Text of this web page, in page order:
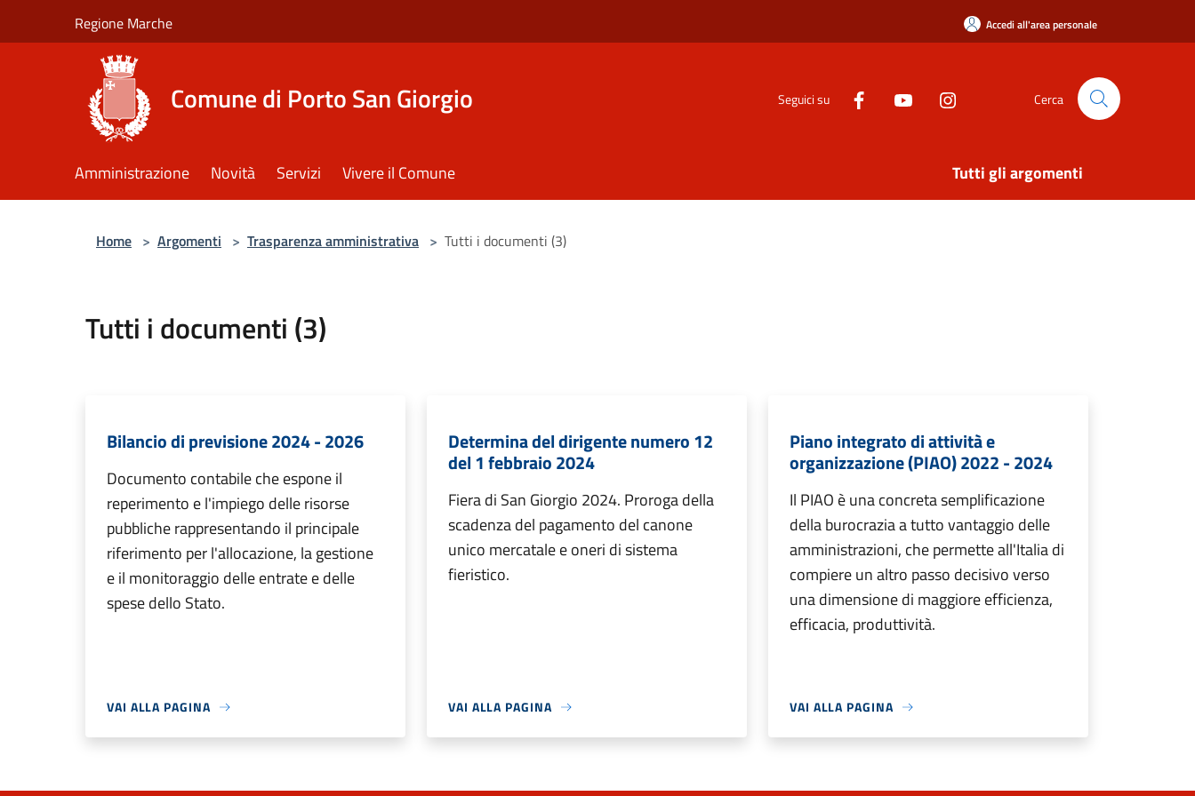
Regione Marche Accedi all'area personale
Comune di Porto San Giorgio Seguici su Cerca
Amministrazione Novità Servizi Vivere il Comune Tutti gli argomenti
Home > Argomenti > Trasparenza amministrativa > Tutti i documenti (3)
Tutti i documenti (3)
Bilancio di previsione 2024 - 2026
Documento contabile che espone il
reperimento e l'impiego delle risorse
pubbliche rappresentando il principale
riferimento per l'allocazione, la gestione
e il monitoraggio delle entrate e delle
spese dello Stato.
VAI ALLA PAGINA
Determina del dirigente numero 12
del 1 febbraio 2024
Fiera di San Giorgio 2024. Proroga della
scadenza del pagamento del canone
unico mercatale e oneri di sistema
fieristico.
VAI ALLA PAGINA
Piano integrato di attività e
organizzazione (PIAO) 2022 - 2024
Il PIAO è una concreta semplificazione
della burocrazia a tutto vantaggio delle
amministrazioni, che permette all'Italia di
compiere un altro passo decisivo verso
una dimensione di maggiore efficienza,
efficacia, produttività.
VAI ALLA PAGINA